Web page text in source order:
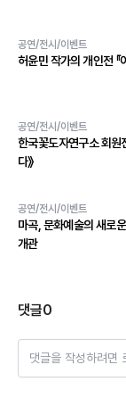
공연/전시/이벤트
허윤민 작가의 개인전 『
공연/전시/이벤트
한국꽃도자연구소 회원
다》
공연/전시/이벤트
마곡, 문화예술의 새로
개관
댓글0
댓글을 작성하려면